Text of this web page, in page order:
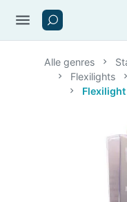
menu
Alle genres
Flexilights